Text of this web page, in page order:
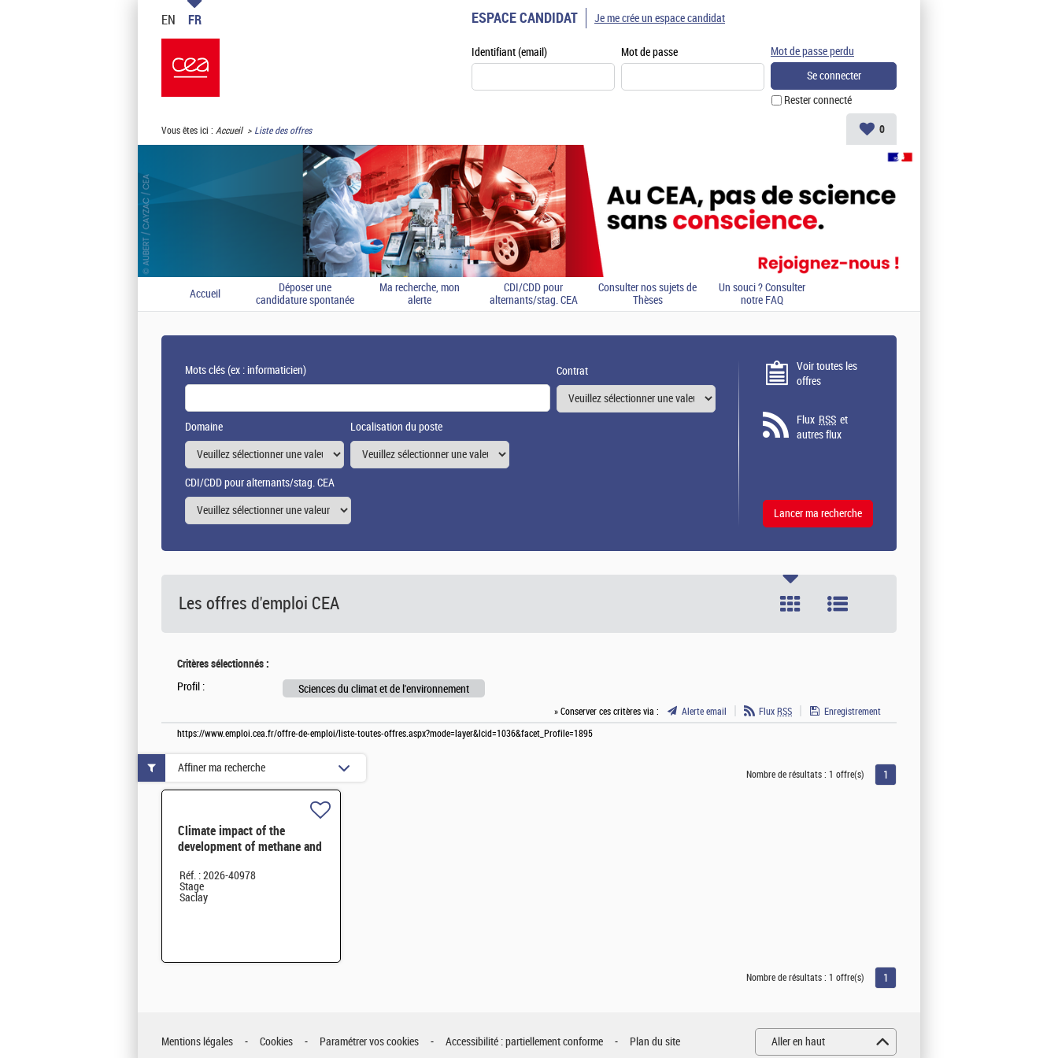
EN FR ESPACE CANDIDAT
Identifiant (email) Mot de passe
Rester connecté
Mot de passe perdu
Je me crée un espace candidat
Vous êtes ici : Accueil Liste des offres 0
Accueil
Déposer une
candidature spontanée
Ma recherche, mon
alerte
CDI/CDD pour
alternants/stag. CEA
Consulter nos sujets de
Thèses
Un souci ? Consulter
notre FAQ
Mots clés(ex : informaticien) Contrat
Domaine Localisation du poste
CDI/CDD pour alternants/stag. CEA
Voir toutes les
offres
Flux RSS et
autres flux
Les offres d'emploi CEA
Critères sélectionnés :
Profil : Sciences du climat et de l'environnement
» Conserver ces critères via : Alerte email Flux RSS
Enregistrement
https://www.emploi.cea.fr/offre-de-emploi/liste-toutes-offres.aspx?mode=layer&lcid=1036&facet_Profile=1895
Nombre de résultats : 1 offre(s) 1
Climate impact of the
development of methane and
2050 H/F
Réf. : 2026-40978
Stage
Saclay
Affiner ma recherche
Nombre de résultats : 1 offre(s) 1
Mentions légales Cookies Paramétrer vos cookies Accessibilité : partiellement conforme Plan du site Aller en haut